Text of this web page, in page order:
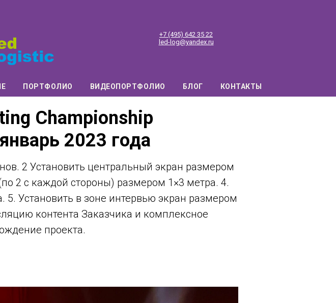
+7 (495) 642 35 22
led-log@yandex.ru
ПОРТФОЛИО ВИДЕОПОРТФОЛИО БЛОГ КОНТАКТЫ
Championship
2023 года
2 Установить центральный экран размером
2 с каждой стороны) размером 1×3 метра. 4.
5. Установить в зоне интервью экран размером
контента Заказчика и комплексное
проекта.